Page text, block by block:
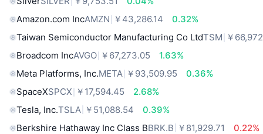
Amazon.com IncAMZN ￥43,286.14
0.32%
Taiwan Semiconductor Manufacturing Co LtdTSM ￥
Broadcom IncAVGO ￥67,273.05
1.63%
Meta Platforms, Inc.META ￥93,509.95
0.36%
SpaceXSPCX ￥17,594.45
2.68%
Tesla, Inc.TSLA ￥51,088.54
0.39%
Berkshire Hathaway Inc Class BBRK.B ￥81,929.71
0.22%